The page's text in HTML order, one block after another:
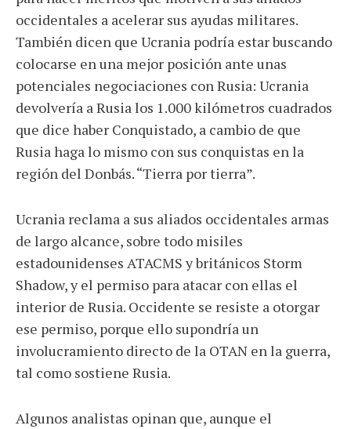
occidentales a acelerar sus ayudas militares.
También dicen que Ucrania podría estar buscando
colocarse en una mejor posición ante unas
potenciales negociaciones con Rusia: Ucrania
devolvería a Rusia los 1.000 kilómetros cuadrados
que dice haber Conquistado, a cambio de que
Rusia haga lo mismo con sus conquistas en la
región del Donbás. “Tierra por tierra”.
Ucrania reclama a sus aliados occidentales armas
de largo alcance, sobre todo misiles
estadounidenses ATACMS y británicos Storm
Shadow, y el permiso para atacar con ellas el
interior de Rusia. Occidente se resiste a otorgar
ese permiso, porque ello supondría un
involucramiento directo de la OTAN en la guerra,
tal como sostiene Rusia.
Algunos analistas opinan que, aunque el